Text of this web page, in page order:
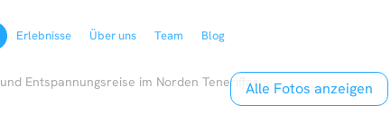
Erlebnisse Über uns Team Blog
Entspannungsreise im Norden TeneriffasAlle Fotos anzeigen